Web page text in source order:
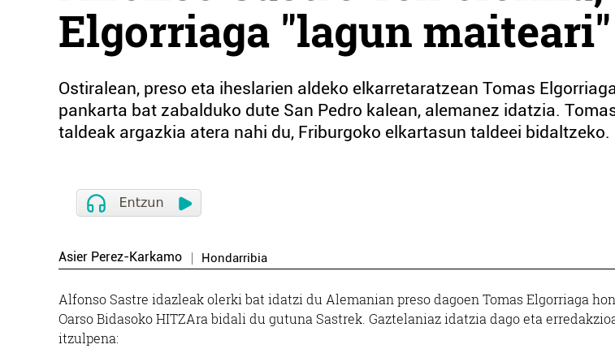
Elgorriaga "lagun maiteari"
Ostiralean, preso eta iheslarien aldeko elkarretaratzean Tomas
pankarta bat zabalduko dute San Pedro kalean, alemanez idatzia.
taldeak argazkia atera nahi du, Friburgoko elkartasun taldeei bidaltzeko.
Asier Perez-Karkamo Hondarribia
Alfonso Sastre idazleak olerki bat idatzi du Alemanian preso dagoen Tomas Elgorriaga
Oarso Bidasoko HITZAra bidali du gutuna Sastrek. Gaztelaniaz idatzia dago eta
itzulpena: